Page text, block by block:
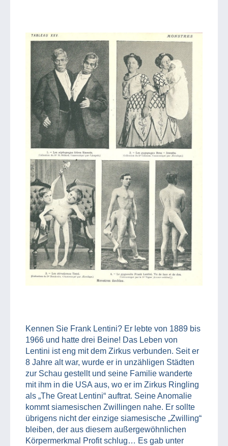
Kennen Sie Frank Lentini? Er lebte von 1889 bis
1966 und hatte drei Beine! Das Leben von
Lentini ist eng mit dem Zirkus verbunden. Seit er
8 Jahre alt war, wurde er in unzähligen Städten
zur Schau gestellt und seine Familie wanderte
mit ihm in die USA aus, wo er im Zirkus Ringling
als „The Great Lentini“ auftrat. Seine Anomalie
kommt siamesischen Zwillingen nahe. Er sollte
übrigens nicht der einzige siamesische „Zwilling“
bleiben, der aus diesem außergewöhnlichen
Körpermerkmal Profit schlug… Es gab unter